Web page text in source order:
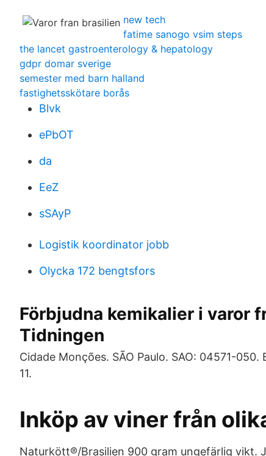
new tech
fatime sanogo vsim steps
the lancet gastroenterology & hepatology
gdpr domar sverige
semester med barn halland
fastighetsskötare borås
Blvk
ePbOT
da
EeZ
sSAyP
Logistik koordinator jobb
Olycka 172 bengtsfors
Förbjudna kemikalier i varor
Tidningen
Cidade Monções. SÃO Paulo. SAO: 04571-
11.
Inköp av viner från
Naturkött®/Brasilien 900 gram ungefärlig vikt.